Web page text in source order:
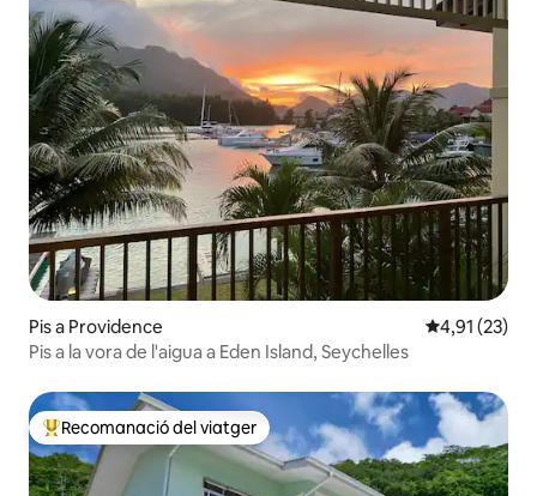
Pis a Providence 4,91 de
4,91 (23)
Pis a la vora de l'aigua a Eden Island, Seychelles
Principals recomanacions dels viatgers
Recomanació del viatger